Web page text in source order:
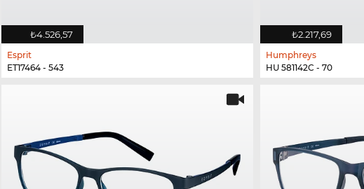
₺4.526,57
Esprit
ET17464 - 543
₺2.217,69
Humphreys
HU 581142C - 70